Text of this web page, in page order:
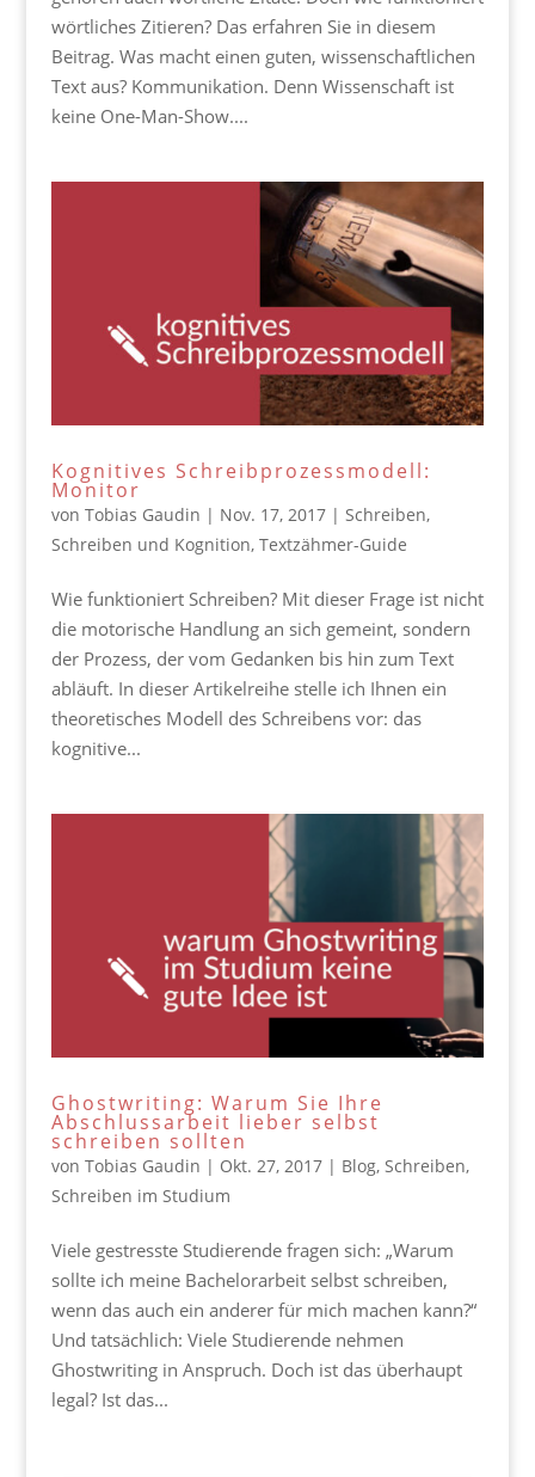
wörtliches Zitieren? Das erfahren Sie in diesem
Beitrag. Was macht einen guten, wissenschaftlichen
Text aus? Kommunikation. Denn Wissenschaft ist
keine One-Man-Show....
Kognitives Schreibprozessmodell:
Monitor
von Tobias Gaudin | Nov. 17, 2017| Schreiben,
Schreiben und Kognition, Textzähmer-Guide
Wie funktioniert Schreiben? Mit dieser Frage ist nicht
die motorische Handlung an sich gemeint, sondern
der Prozess, der vom Gedanken bis hin zum Text
abläuft. In dieser Artikelreihe stelle ich Ihnen ein
theoretisches Modell des Schreibens vor: das
kognitive...
Ghostwriting: Warum Sie Ihre
Abschlussarbeit lieber selbst
schreiben sollten
von Tobias Gaudin | Okt. 27, 2017| Blog, Schreiben,
Schreiben im Studium
Viele gestresste Studierende fragen sich: „Warum
sollte ich meine Bachelorarbeit selbst schreiben,
wenn das auch ein anderer für mich machen kann?“
Und tatsächlich: Viele Studierende nehmen
Ghostwriting in Anspruch. Doch ist das überhaupt
legal? Ist das...